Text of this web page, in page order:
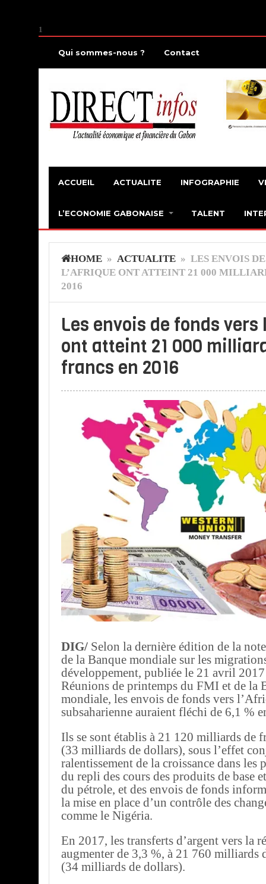
1
Qui sommes-nous ? Contact
ACCUEIL ACTUALITE INFOGRAPHIE
L’ECONOMIE GABONAISE TALENT
HOME » ACTUALITE » LES ENVOIS
L’AFRIQUE ONT ATTEINT 21 000
2016
Les envois de fonds vers
ont atteint 21 000
francs en 2016
DIG/ Selon la dernière édition de la
de la Banque mondiale sur les
développement, publiée le 21 avril
Réunions de printemps du FMI et de la
mondiale, les envois de fonds vers
subsaharienne auraient fléchi de 6,1 %
Ils se sont établis à 21 120 milliards de
(33 milliards de dollars), sous l’effet
ralentissement de la croissance dans les
du repli des cours des produits de base
du pétrole, et des envois de fonds
la mise en place d’un contrôle des
comme le Nigéria.
En 2017, les transferts d’argent vers la
augmenter de 3,3 %, à 21 760 milliards
(34 milliards de dollars).